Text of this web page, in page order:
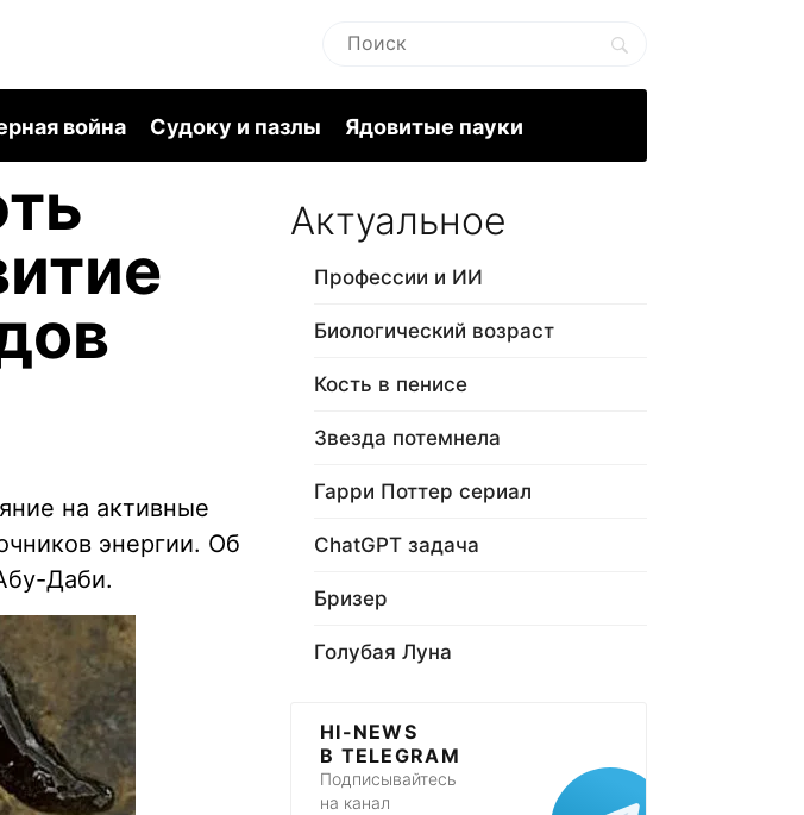
война Судоку и пазлы Ядовитые пауки
на активные
энергии. Об
Даби.
Актуальное
Профессии и ИИ
Биологический возраст
Кость в пенисе
Звезда потемнела
Гарри Поттер сериал
ChatGPT задача
Бризер
Голубая Луна
HI-NEWS
В TELEGRAM
Подписывайтесь
на канал